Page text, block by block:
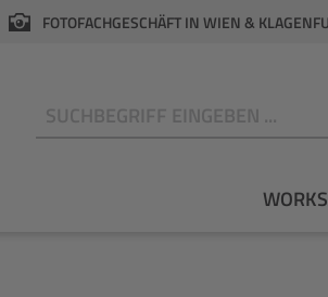
FOTOFACHGESCHÄFT IN WIEN &